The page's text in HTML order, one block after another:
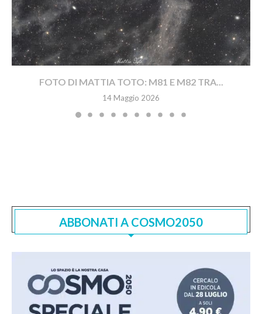
FOTO DI MATTIA TOTO: M81 E M82 TRA...
14 Maggio 2026
ABBONATI A COSMO2050